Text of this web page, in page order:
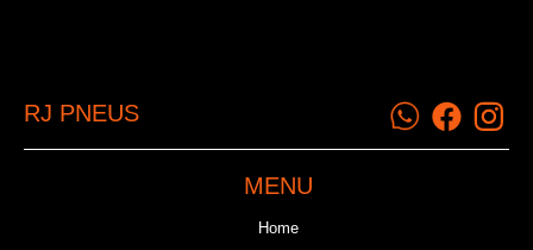
RJ PNEUS
MENU
Home